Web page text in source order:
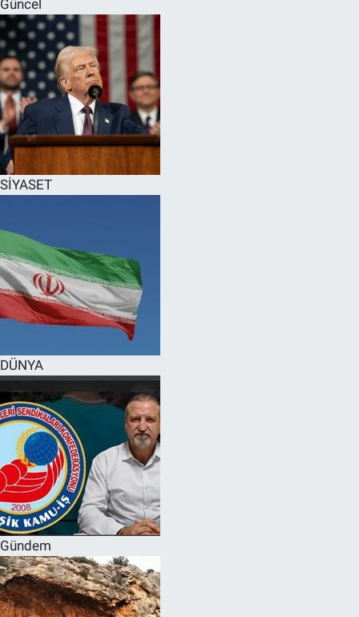
Güncel
SİYASET
DÜNYA
Gündem
SPOR
RESMİ İLANLAR